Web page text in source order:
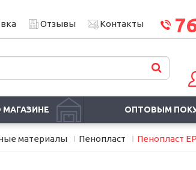
Отзывы Контакты
МАГАЗИНЕ ОПТОВЫМ
материалы Пенопласт Пенопласт